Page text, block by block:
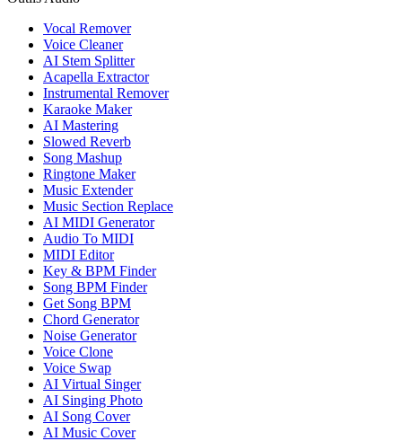
Vocal Remover
Voice Cleaner
AI Stem Splitter
Acapella Extractor
Instrumental Remover
Karaoke Maker
AI Mastering
Slowed Reverb
Song Mashup
Ringtone Maker
Music Extender
Music Section Replace
AI MIDI Generator
Audio To MIDI
MIDI Editor
Key & BPM Finder
Song BPM Finder
Get Song BPM
Chord Generator
Noise Generator
Voice Clone
Voice Swap
AI Virtual Singer
AI Singing Photo
AI Song Cover
AI Music Cover